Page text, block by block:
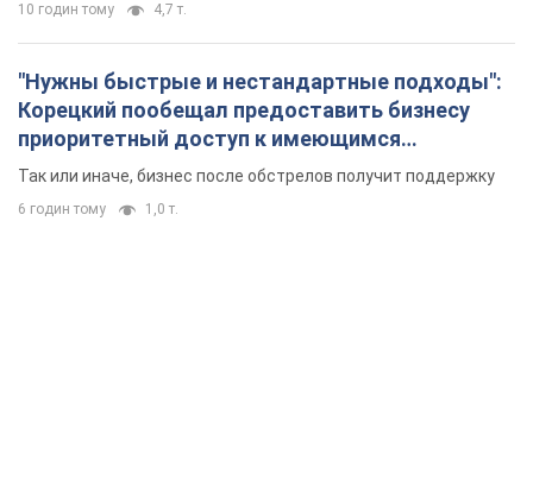
10 годин тому 4,7 т.
"Нужны быстрые и нестандартные подходы":
Корецкий пообещал предоставить бизнесу
приоритетный доступ к имеющимся
складским помещениям
Так или иначе, бизнес после обстрелов получит поддержку
6 годин тому 1,0 т.